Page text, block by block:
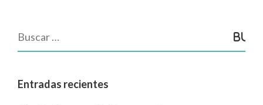
Entradas recientes